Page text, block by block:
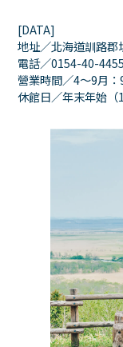
[DATA]
地址／北海道訓路
電話／0154-40-
營業時間／4～9月
休館日／年末年始（